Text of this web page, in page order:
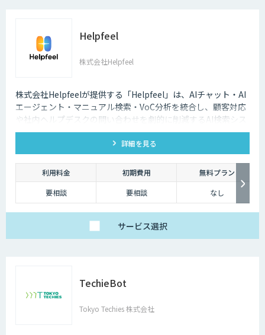
Helpfeel
株式会社Helpfeel
株式会社Helpfeelが提供する「Helpfeel」は、AIチャット・AI
エージェント・マニュアル検索・VoC分析を統合し、顧客対応
や社内ヘルプデスクの問い合わせを劇的に削減するAI検索シス
テムです。特許技術と手厚い伴走支援で、誰でも即座に答えを
詳細を見る
利用料金 初期費用
無料プラン
要相談
要相談 なし
サービス選択
TechieBot
Tokyo Techies 株式会社